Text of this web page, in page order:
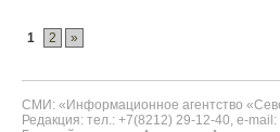
1 2 »
СМИ: «Информационное агентство
Редакция: тел.: +7(8212) 29-12-40, e-mail: